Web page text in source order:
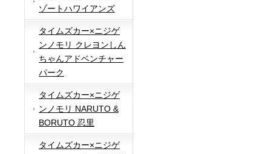
ゾートハワイアンズ
タイムズカー×ニジゲ
ンノモリ クレヨンしん
ちゃんアドベンチャー
パーク
タイムズカー×ニジゲ
ンノモリ NARUTO &
BORUTO 忍里
タイムズカー×ニジゲ